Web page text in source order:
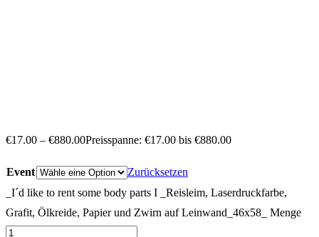
€17.00 – €880.00Preisspanne: €17.00 bis €880.00
Event
Zurücksetzen
_I´d like to rent some body parts I _Reisleim, Laserdruckfarbe,
Grafit, Ölkreide, Papier und Zwirn auf Leinwand_46x58_ Menge